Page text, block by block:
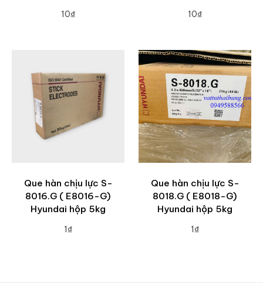
10₫ 10₫
Que hàn chịu lực S-
8016.G ( E8016-G)
Hyundai hộp 5kg
1₫
Que hàn chịu lực S-
8018.G ( E8018-G)
Hyundai hộp 5kg
1₫